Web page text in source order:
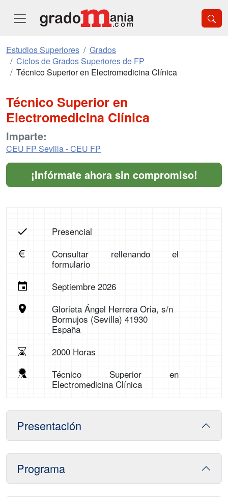
Estudios Superiores
Grados
Ciclos de Grados Superiores de FP
Técnico Superior en Electromedicina Clínica
Técnico Superior en
Electromedicina Clínica
Imparte:
CEU FP Sevilla - CEU FP
¡Infórmate ahora sin compromiso!
Presencial
Consultar rellenando el
formulario
Septiembre 2026
Glorieta Ángel Herrera Oria, s/n
Bormujos (Sevilla) 41930
España
2000 Horas
Técnico Superior en
Electromedicina Clínica
Presentación
Programa